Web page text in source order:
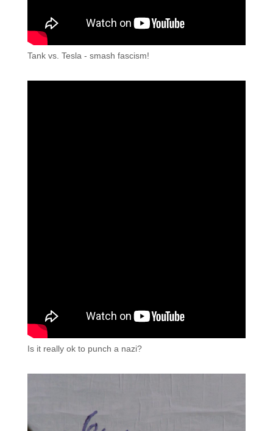
Tank vs. Tesla - smash fascism!
Is it really ok to punch a nazi?